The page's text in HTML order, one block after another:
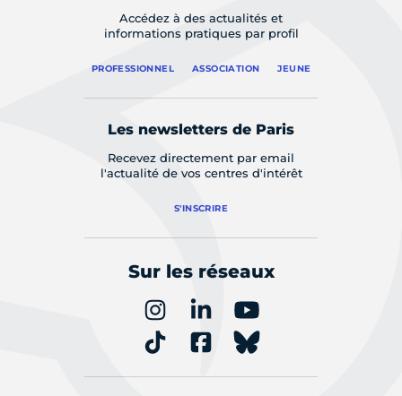
Accédez à des actualités et
informations pratiques par profil
PROFESSIONNEL ASSOCIATION JEUNE
Les newsletters de Paris
Recevez directement par email
l'actualité de vos centres d'intérêt
S'INSCRIRE
Sur les réseaux